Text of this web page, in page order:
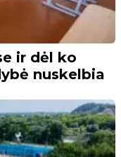
ir dėl ko
nuskelbia